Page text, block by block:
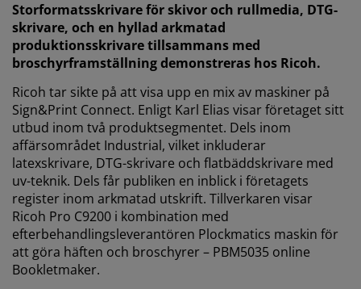
Storformatsskrivare för skivor och rullmedia, DTG-
skrivare, och en hyllad arkmatad
produktionsskrivare tillsammans med
broschyrframställning demonstreras hos Ricoh.
Ricoh tar sikte på att visa upp en mix av maskiner på
Sign&Print Connect. Enligt Karl Elias visar företaget sitt
utbud inom två produktsegmentet. Dels inom
affärsområdet Industrial, vilket inkluderar
latexskrivare, DTG-skrivare och flatbäddskrivare med
uv-teknik. Dels får publiken en inblick i företagets
register inom arkmatad utskrift. Tillverkaren visar
Ricoh Pro C9200 i kombination med
efterbehandlingsleverantören Plockmatics maskin för
att göra häften och broschyrer – PBM5035 online
Bookletmaker.